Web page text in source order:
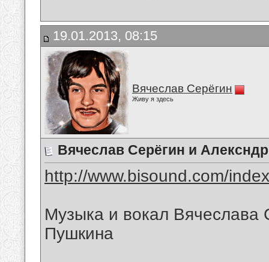
19.01.2013, 08:15
Вячеслав Серёгин
Живу я здесь
Вячеслав Серёгин и
http://www.bisound.com/
Музыка и вокал Вячеслава
Пушкина